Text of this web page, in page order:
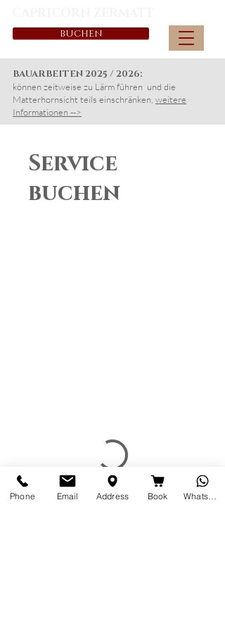
BUCHEN
BAUARBEITEN 2025 / 2026:
können zeitweise zu Lärm führen und die
Matterhornsicht teils einschränken, weitere
Informationen -->
Service
buchen
Phone Email Address Book